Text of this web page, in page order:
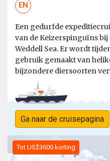
EN
Een gedurfde
van de Keizerspinguïns
Weddell Sea. Er wordt
gebruik gemaakt van
bijzondere diersoorten
Ga naar de cruisepagina
Tot US$3600 korting